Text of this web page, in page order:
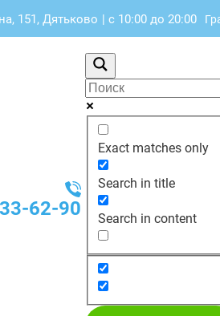
151, Дятьково | с 10:00 до 20:00
62-90
Exact matches only
Search in title
Search in content